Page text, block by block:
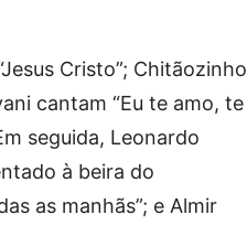
Cristo”; Chitãozinho
cantam “Eu te amo, te
seguida, Leonardo
à beira do
as manhãs”; e Almir